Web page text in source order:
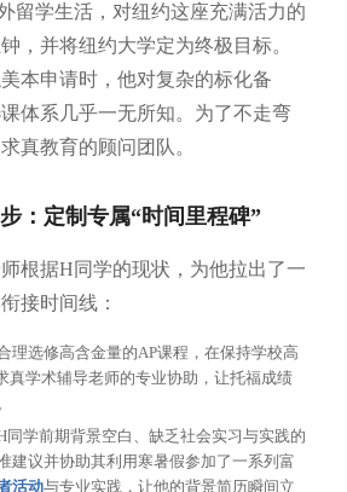
留学生活，对纽约这座充满活力的
，并将纽约大学定为终极目标。
本申请时，他对复杂的标化备
体系几乎一无所知。为了不走弯
真教育的顾问团队。
：定制专属“时间里程碑”
根据H同学的现状，为他拉出了一
接时间线：
理选修高含金量的AP课程，在保持学校高
真学术辅导老师的专业协助，让托福成绩
同学前期背景空白、缺乏社会实习与实践的
建议并协助其利用寒暑假参加了一系列富
活动与专业实践，让他的背景简历瞬间立